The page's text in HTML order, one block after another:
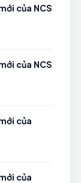
của NCS
của NCS
của
của